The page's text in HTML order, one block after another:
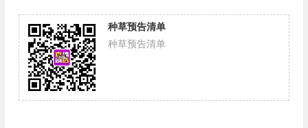
种草预告清单
种草预告清单